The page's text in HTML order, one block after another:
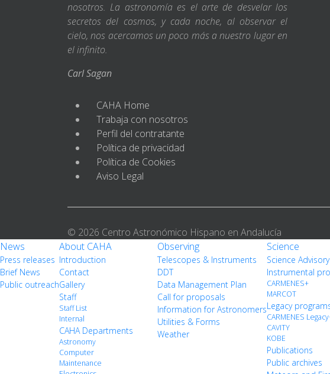
nosotros. La astronomía es el arte de desvelar los
secretos del cosmos, y cada noche, al observar el
cielo, nos acercamos un poco más a nuestro lugar en
el infinito.
Carl Sagan
CAHA Home
Trabaja con nosotros
Perfil del contratante
Política de privacidad
Política de Cookies
Aviso Legal
© 2026 Centro Astronómico Hispano en Andalucía
News
Press releases
Brief News
Public outreach
About CAHA
Introduction
Contact
Gallery
Staff
Staff List
Internal
CAHA Departments
Astronomy
Computer
Maintenance
Observing
Telescopes & Instruments
DDT
Data Management Plan
Call for proposals
Information for Astronomers
Utilities & Forms
Weather
Science
Science
Instrumental
CARMENES+
MARCOT
Legacy
CARMENES
CAVITY
KOBE
Publications
Public archives